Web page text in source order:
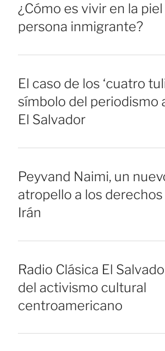
¿Cómo es vivir en la
persona inmigrante?
El caso de los ‘cuatro
símbolo del periodismo
El Salvador
Peyvand Naimi, un
atropello a los
Irán
Radio Clásica El
del activismo cultural
centroamericano